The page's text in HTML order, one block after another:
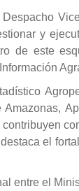
y
de este
el
entre el